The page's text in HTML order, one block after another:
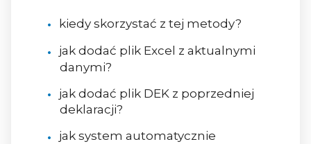
kiedy skorzystać z tej metody?
jak dodać plik Excel z aktualnymi
danymi?
jak dodać plik DEK z poprzedniej
deklaracji?
jak system automatycznie